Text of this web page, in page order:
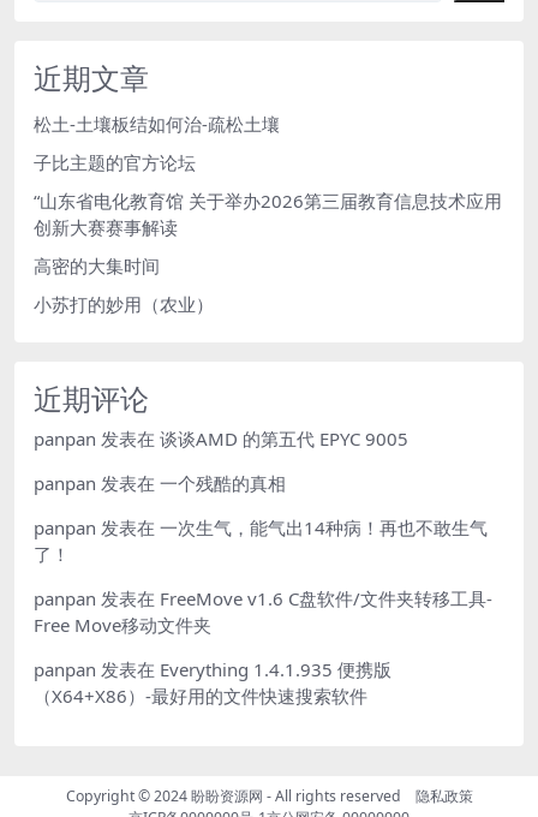
近期文章
松土-土壤板结如何治-疏松土壤
子比主题的官方论坛
“山东省电化教育馆 关于举办2026第三届教育信息技术应用
创新大赛赛事解读
高密的大集时间
小苏打的妙用（农业）
近期评论
panpan 发表在 谈谈AMD 的第五代 EPYC 9005
panpan 发表在 一个残酷的真相
panpan 发表在 一次生气，能气出14种病！再也不敢生气
了！
panpan 发表在 FreeMove v1.6 C盘软件/文件夹转移工具-
Free Move移动文件夹
panpan 发表在 Everything 1.4.1.935 便携版
（X64+X86）-最好用的文件快速搜索软件
Copyright © 2024盼盼资源网 - All rights reserved 隐私政策